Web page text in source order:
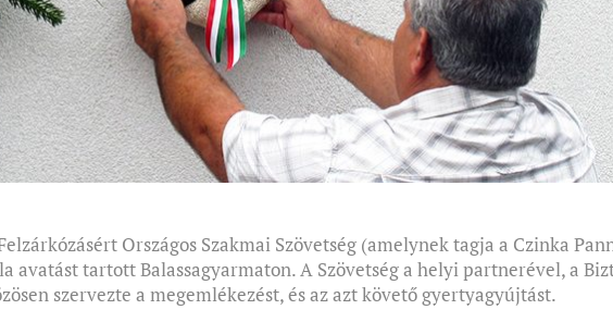
Országos Szakmai Szövetség (amelynek tagja a Czinka
avatást tartott Balassagyarmaton. A Szövetség a helyi partnerével, a
szervezte a megemlékezést, és az azt követő gyertyagyújtást.